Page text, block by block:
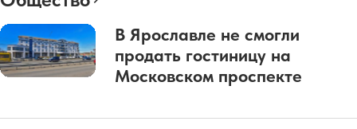
В Ярославле не смогли
продать гостиницу на
Московском проспекте